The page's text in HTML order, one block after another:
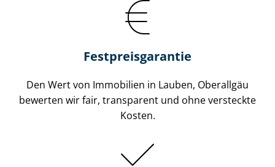
Festpreis​garantie
Den Wert von Immobilien in Lauben, Oberallgäu
bewerten wir fair, transparent und ohne versteckte
Kosten.